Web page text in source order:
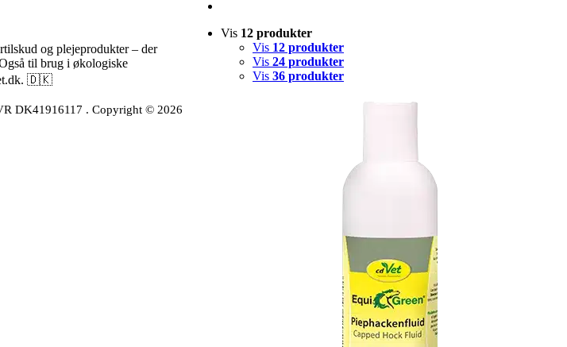
Vis 12 produkter
Vis 12 produkter
Vis 24 produkter
Vis 36 produkter
og plejeprodukter – der
til brug i økologiske
🇩🇰
DK41916117 . Copyright © 2026